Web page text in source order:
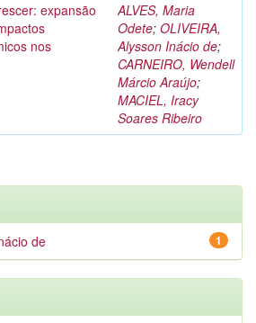
expansão
nos
ALVES, Maria
Odete; OLIVEIRA,
Alysson Inácio de;
CARNEIRO, Wendell
Márcio Araújo;
MACIEL, Iracy
Soares Ribeiro
1
de